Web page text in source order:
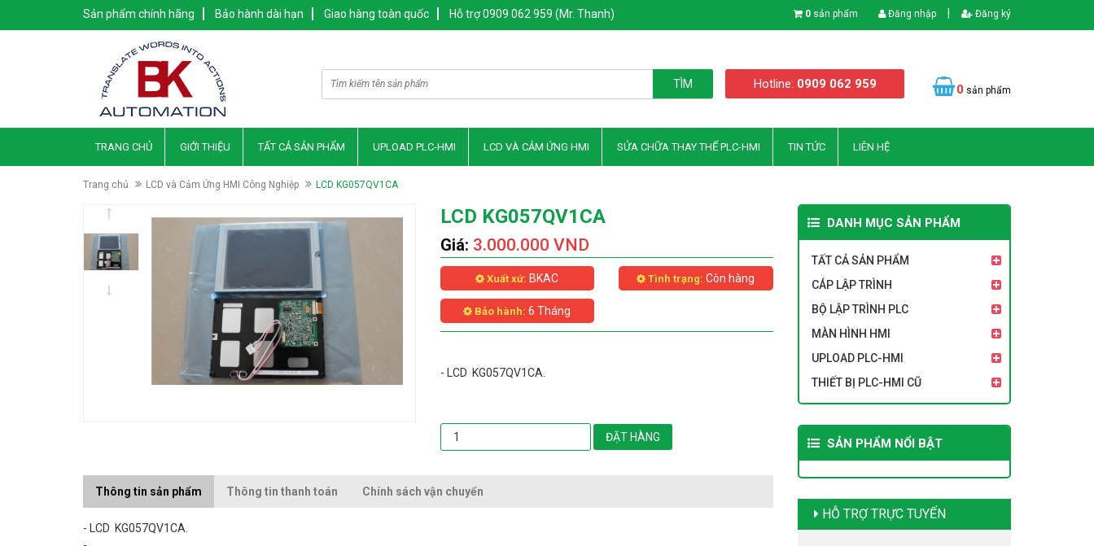
Sản phẩm chính hãng Bảo hành dài hạn Giao hàng toàn quốc Hỗ trợ 0909 062 959 (Mr. Thanh) 0 sản phẩm Đăng nhập Đăng ký
TÌM Hotline: 0909 062 959 0 sản phẩm
TRANG CHỦ GIỚI THIỆU TẤT CẢ SẢN PHẨM UPLOAD PLC-HMI LCD VÀ CẢM ỨNG HMI SỬA CHỮA THAY THẾ PLC-HMI TIN TỨC LIÊN HỆ
Trang chủ LCD và Cảm Ứng HMI Công Nghiệp LCD KG057QV1CA
LCD KG057QV1CA
Giá: 3.000.000 VND
Xuất xứ: BKAC Tình trạng: Còn hàng
Bảo hành: 6 Tháng
- LCD KG057QV1CA.
ĐẶT HÀNG
Thông tin sản phẩm Thông tin thanh toán Chính sách vận chuyển
- LCD KG057QV1CA.
DANH MỤC SẢN PHẨM
TẤT CẢ SẢN PHẨM
CÁP LẬP TRÌNH
BỘ LẬP TRÌNH PLC
MÀN HÌNH HMI
UPLOAD PLC-HMI
THIẾT BỊ PLC-HMI CŨ
SẢN PHẨM NỔI BẬT
HỖ TRỢ TRỰC TUYẾN